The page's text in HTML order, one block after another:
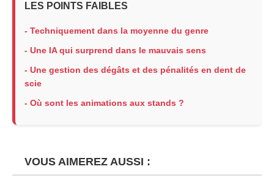
LES POINTS FAIBLES
- Techniquement dans la moyenne du genre
- Une IA qui surprend dans le mauvais sens
- Une gestion des dégâts et des pénalités en dent de
scie
- Où sont les animations aux stands ?
VOUS AIMEREZ AUSSI :